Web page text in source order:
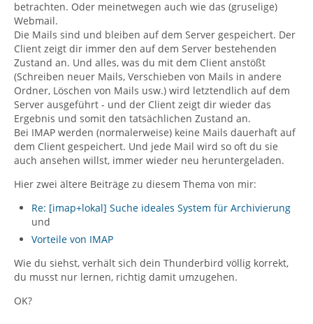
betrachten. Oder meinetwegen auch wie das (gruselige)
Webmail.
Die Mails sind und bleiben auf dem Server gespeichert. Der
Client zeigt dir immer den auf dem Server bestehenden
Zustand an. Und alles, was du mit dem Client anstößt
(Schreiben neuer Mails, Verschieben von Mails in andere
Ordner, Löschen von Mails usw.) wird letztendlich auf dem
Server ausgeführt - und der Client zeigt dir wieder das
Ergebnis und somit den tatsächlichen Zustand an.
Bei IMAP werden (normalerweise) keine Mails dauerhaft auf
dem Client gespeichert. Und jede Mail wird so oft du sie
auch ansehen willst, immer wieder neu heruntergeladen.
Hier zwei ältere Beiträge zu diesem Thema von mir:
Re: [imap+lokal] Suche ideales System für Archivierung
und
Vorteile von IMAP
Wie du siehst, verhält sich dein Thunderbird völlig korrekt,
du musst nur lernen, richtig damit umzugehen.
OK?